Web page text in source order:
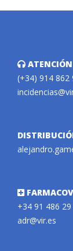
(+34) 914 862
+34 91 486 29
adr@vir.es